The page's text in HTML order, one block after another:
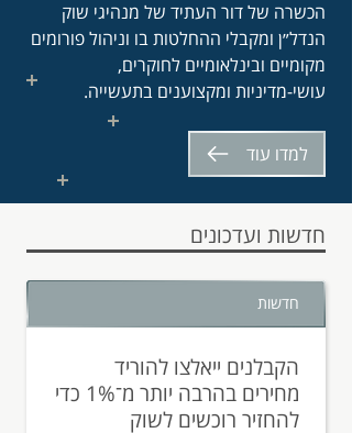
הכשרה של דור העתיד של מנהיגי שוק
הנדל״ן ומקבלי ההחלטות בו וניהול פורומים
מקומיים ובינלאומיים לחוקרים,
עושי-מדיניות ומקצוענים בתעשייה.
למדו עוד
חדשות ועדכונים
הקבלנים ייאלצו להוריד
מחירים בהרבה יותר מ־1% כדי
להחזיר רוכשים לשוק
חדשות